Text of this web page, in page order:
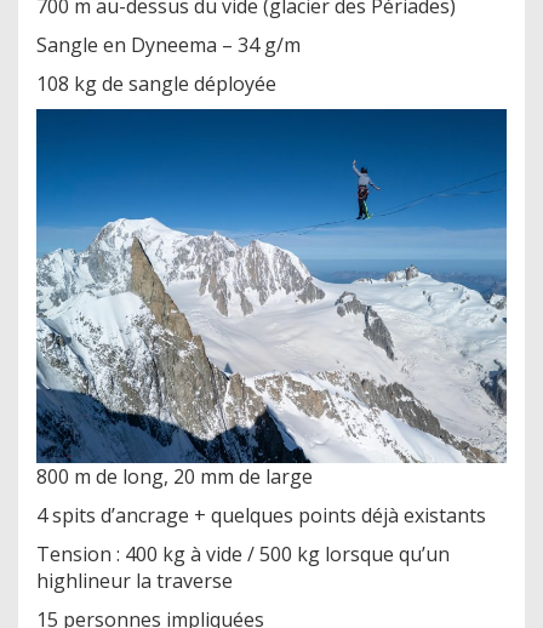
700 m au-dessus du vide (glacier des Périades)
Sangle en Dyneema – 34 g/m
108 kg de sangle déployée
800 m de long, 20 mm de large
4 spits d’ancrage + quelques points déjà existants
Tension : 400 kg à vide / 500 kg lorsque qu’un
highlineur la traverse
15 personnes impliquées